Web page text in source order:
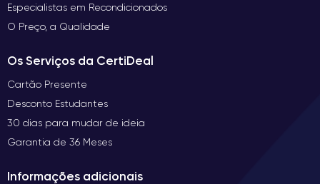
Especialistas em Recondicionados
O Preço, a Qualidade
Os Serviços da CertiDeal
Cartão Presente
Desconto Estudantes
30 dias para mudar de ideia
Garantia de 36 Meses
Informações adicionais